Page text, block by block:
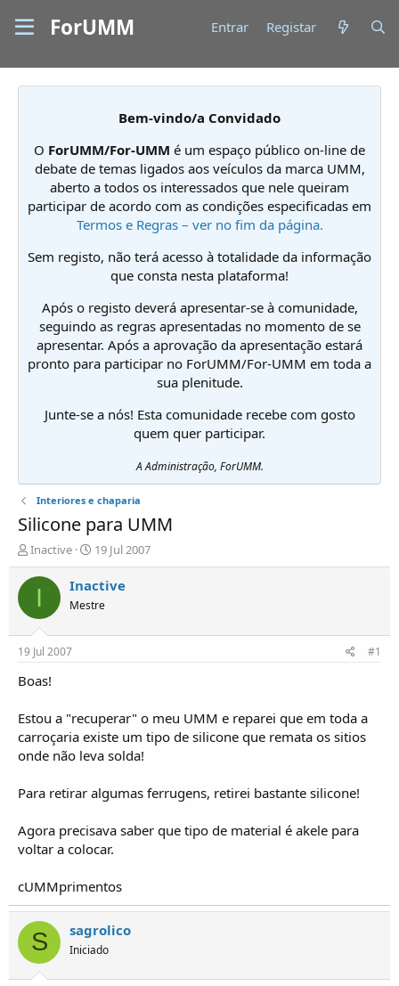
ForUMM Entrar Registar
Bem-vindo/a Convidado
O ForUMM/For-UMM é um espaço público on-line de
debate de temas ligados aos veículos da marca UMM,
aberto a todos os interessados que nele queiram
participar de acordo com as condições especificadas em
Termos e Regras – ver no fim da página.
Sem registo, não terá acesso à totalidade da informação
que consta nesta plataforma!
Após o registo deverá apresentar-se à comunidade,
seguindo as regras apresentadas no momento de se
apresentar. Após a aprovação da apresentação estará
pronto para participar no ForUMM/For-UMM em toda a
sua plenitude.
Junte-se a nós! Esta comunidade recebe com gosto
quem quer participar.
A Administração, ForUMM.
Interiores e chaparia
Silicone para UMM
I
n
i
i
d
o
r
T
ó
p
c
Inactive
D
a
t
d
o
19 Jul 2007
I Inactive
Mestre
19 Jul 2007 #1
Boas!
Estou a "recuperar" o meu UMM e reparei que em toda a
carroçaria existe um tipo de silicone que remata os sitios
onde não leva solda!
Para retirar algumas ferrugens, retirei bastante silicone!
Agora precisava saber que tipo de material é akele para
voltar a colocar.
cUMMprimentos
S sagrolico
Iniciado